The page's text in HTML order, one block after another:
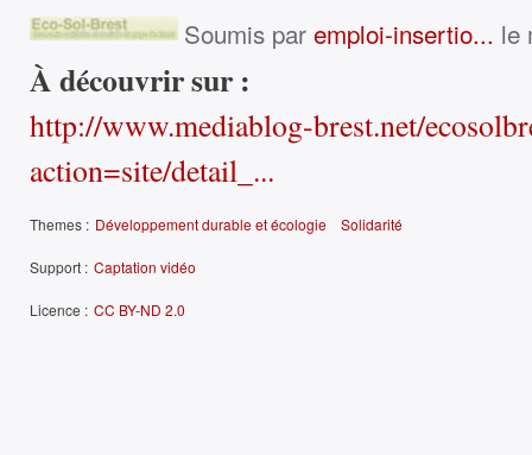
Soumis par emploi-insertio... le
À découvrir sur :
http://www.mediablog-brest.net/
action=site/detail_...
Themes : Développement durable et écologie Solidarité
Support : Captation vidéo
Licence : CC BY-ND 2.0